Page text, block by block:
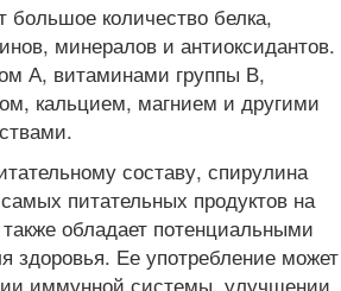
большое количество белка,
минералов и антиоксидантов.
А, витаминами группы В,
кальцием, магнием и другими
составу, спирулина
питательных продуктов на
обладает потенциальными
здоровья. Ее употребление может
иммунной системы, улучшении